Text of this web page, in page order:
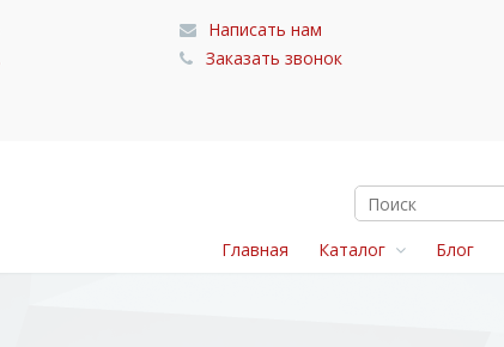
Написать нам
Заказать звонок
Главная Каталог Блог